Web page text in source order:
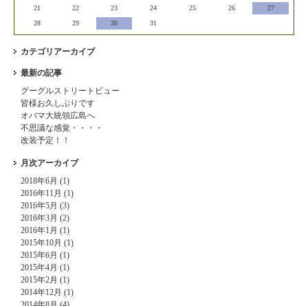
21
22 23 24 25 26
27
28
29 30 31
カテゴリアーカイブ
最新の記事
グーグルストリートビュー
皆様お久しぶりです
オバマ大統領広島へ
不思議な感覚・・・・
改装予定！！
月次アーカイブ
2018年6月 (1)
2016年11月 (1)
2016年5月 (3)
2016年3月 (2)
2016年1月 (1)
2015年10月 (1)
2015年6月 (1)
2015年4月 (1)
2015年2月 (1)
2014年12月 (1)